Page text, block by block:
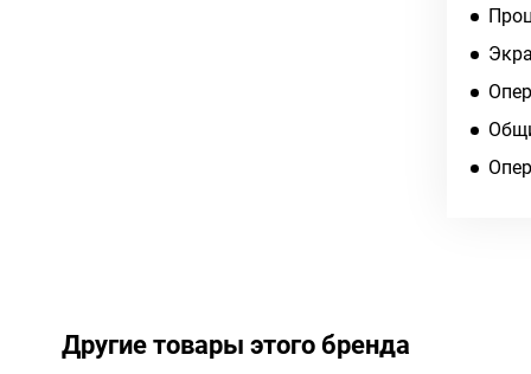
Другие товары этого бренда